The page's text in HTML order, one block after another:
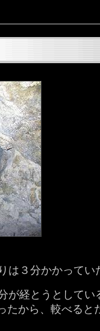
は３分かかってい
が経とうとしてい
たから、較べると